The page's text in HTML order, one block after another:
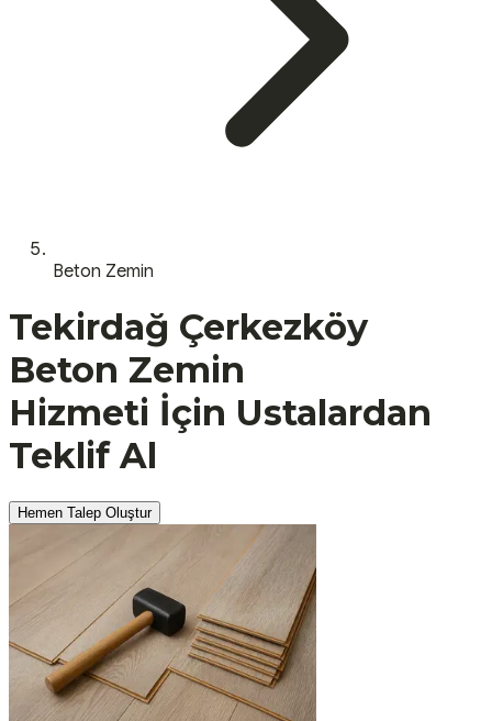
Beton Zemin
Tekirdağ Çerkezköy
Beton Zemin
Hizmeti İçin Ustalardan
Teklif Al
Hemen Talep Oluştur